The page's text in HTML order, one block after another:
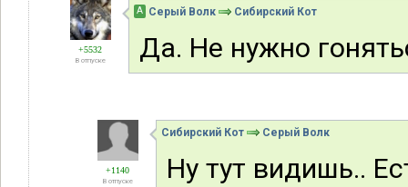
+5532
В отпуске
А Серый Волк Сибирский Кот
Да. Не нужно
+1140
В отпуске
Сибирский Кот Серый Волк
Ну тут видишь..